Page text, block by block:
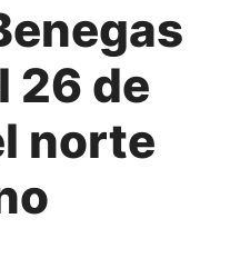
26 de
norte